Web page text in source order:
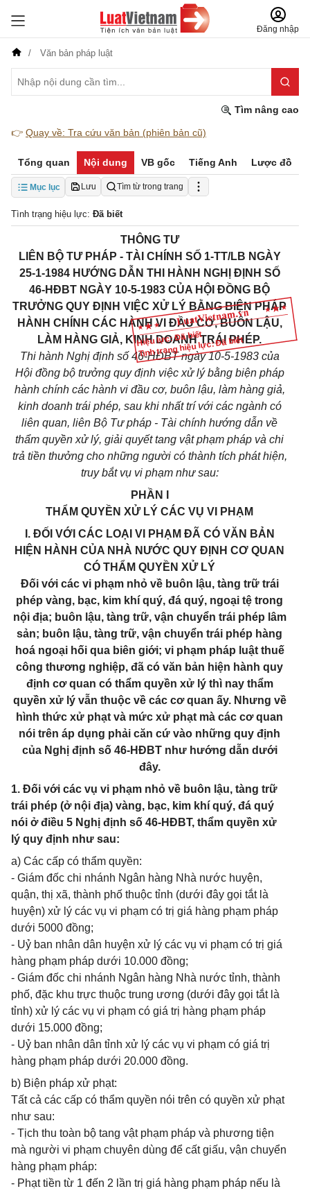
Đăng nhập
Văn bản pháp luật
Tìm nâng cao
👉 Quay về: Tra cứu văn bản (phiên bản cũ)
Tổng quan Nội dung VB gốc Tiếng Anh Lược đồ
Mục lục Lưu Tìm từ trong trang
Tình trạng hiệu lực: Đã biết
Hiệu lực: Đã biết
Tình trạng hiệu lực: Đã biết
THÔNG TƯ
LIÊN BỘ TƯ PHÁP - TÀI CHÍNH SỐ 1-TT/LB NGÀY
25-1-1984 HƯỚNG DẪN THI HÀNH NGHỊ ĐỊNH SỐ
46-HĐBT NGÀY 10-5-1983 CỦA HỘI ĐỒNG BỘ
TRƯỞNG QUY ĐỊNH VIỆC XỬ LÝ BẰNG BIỆN PHÁP
HÀNH CHÍNH CÁC HÀNH VI ĐẦU CƠ, BUÔN LẬU,
LÀM HÀNG GIẢ, KINH DOANH TRÁI PHÉP.
Thi hành Nghị định số 46-HĐBT ngày 10-5-1983 của
Hội đồng bộ trưởng quy định việc xử lý bằng biện pháp
hành chính các hành vi đầu cơ, buôn lậu, làm hàng giả,
kinh doanh trái phép, sau khi nhất trí với các ngành có
liên quan, liên Bộ Tư pháp - Tài chính hướng dẫn về
thẩm quyền xử lý, giải quyết tang vật phạm pháp và chi
trả tiền thưởng cho những người có thành tích phát hiện,
truy bắt vụ vi phạm như sau:
PHẦN I
THẨM QUYỀN XỬ LÝ CÁC VỤ VI PHẠM
I. ĐỐI VỚI CÁC LOẠI VI PHẠM ĐÃ CÓ VĂN BẢN
HIỆN HÀNH CỦA NHÀ NƯỚC QUY ĐỊNH CƠ QUAN
CÓ THẨM QUYỀN XỬ LÝ
Đối với các vi phạm nhỏ về buôn lậu, tàng trữ trái
phép vàng, bạc, kim khí quý, đá quý, ngoại tệ trong
nội địa; buôn lậu, tàng trữ, vận chuyển trái phép lâm
sản; buôn lậu, tàng trữ, vận chuyển trái phép hàng
hoá ngoại hối qua biên giới; vi phạm pháp luật thuế
công thương nghiệp, đã có văn bản hiện hành quy
định cơ quan có thẩm quyền xử lý thì nay thẩm
quyền xử lý vẫn thuộc về các cơ quan ấy. Nhưng về
hình thức xử phạt và mức xử phạt mà các cơ quan
nói trên áp dụng phải căn cứ vào những quy định
của Nghị định số 46-HĐBT như hướng dẫn dưới
đây.
1. Đối với các vụ vi phạm nhỏ về buôn lậu, tàng trữ
trái phép (ở nội địa) vàng, bạc, kim khí quý, đá quý
nói ở điều 5 Nghị định số 46-HĐBT, thẩm quyền xử
lý quy định như sau:
a) Các cấp có thẩm quyền:
- Giám đốc chi nhánh Ngân hàng Nhà nước huyện,
quận, thị xã, thành phố thuộc tỉnh (dưới đây gọi tắt là
huyện) xử lý các vụ vi phạm có trị giá hàng phạm pháp
dưới 5000 đồng;
- Uỷ ban nhân dân huyện xử lý các vụ vi phạm có trị giá
hàng phạm pháp dưới 10.000 đồng;
- Giám đốc chi nhánh Ngân hàng Nhà nước tỉnh, thành
phố, đặc khu trực thuộc trung ương (dưới đây gọi tắt là
tỉnh) xử lý các vụ vi phạm có giá trị hàng phạm pháp
dưới 15.000 đồng;
- Uỷ ban nhân dân tỉnh xử lý các vụ vi phạm có giá trị
hàng phạm pháp dưới 20.000 đồng.
b) Biện pháp xử phạt:
Tất cả các cấp có thẩm quyền nói trên có quyền xử phạt
như sau:
- Tịch thu toàn bộ tang vật phạm pháp và phương tiện
mà người vi phạm chuyên dùng để cất giấu, vận chuyển
hàng phạm pháp:
- Phạt tiền từ 1 đến 2 lần trị giá hàng phạm pháp nếu là